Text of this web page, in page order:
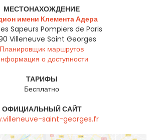
МЕСТОНАХОЖДЕНИЕ
имени Клемента Адера
Sapeurs Pompiers de Paris
Villeneuve Saint Georges
Планировщик маршрутов
о доступности
ТАРИФЫ
Бесплатно
ОФИЦИАЛЬНЫЙ САЙТ
saint-georges.fr